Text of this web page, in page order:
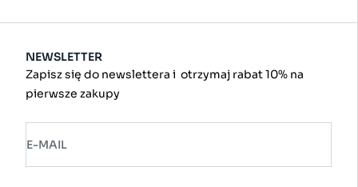
NEWSLETTER
Zapisz się do newslettera i otrzymaj rabat 10% na
pierwsze zakupy
E-MAIL